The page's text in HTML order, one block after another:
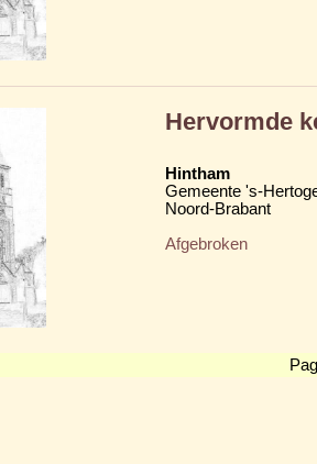
Hervormde
Hintham
Gemeente 's-
Noord-Brabant
Afgebroken